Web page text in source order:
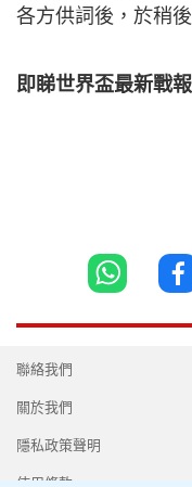
各方供詞後，於稍
即睇世界盃最新戰
聯絡我們
關於我們
隱私政策聲明
使用條款